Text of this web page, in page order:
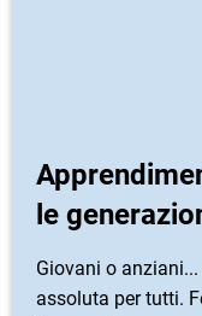
le
Giovani o
assoluta per tutti.